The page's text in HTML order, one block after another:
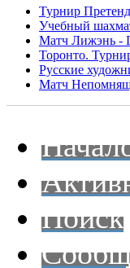
Турнир
Учебный
Матч Лижэнь -
Торонто.
Русские
Матч
Поиск